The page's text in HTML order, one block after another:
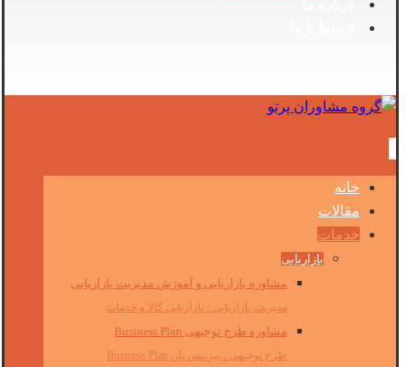
خانه
مقالات
خدمات
بازاریابی
مشاوره بازاریابی و آموزش مدیریت بازاریابی
مدیریت بازاریابی ، بازاریابی کالا و خدمات
مشاوره طرح توجیهی Business Plan
طرح توجیهی ، بیزینس پلن Business Plan